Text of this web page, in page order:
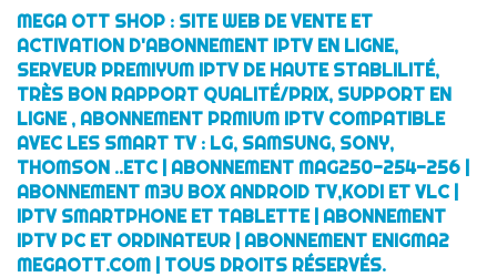
MEGA OTT SHOP : SITE WEB DE VENTE ET
ACTIVATION D'ABONNEMENT IPTV EN LIGNE,
SERVEUR PREMIYUM IPTV DE HAUTE STABLILITÉ,
TRÈS BON RAPPORT QUALITÉ/PRIX, SUPPORT EN
LIGNE , ABONNEMENT PRMIUM IPTV COMPATIBLE
AVEC LES SMART TV : LG, SAMSUNG, SONY,
THOMSON ..ETC | ABONNEMENT MAG250-254-256 |
ABONNEMENT M3U BOX ANDROID TV,KODI ET VLC |
IPTV SMARTPHONE ET TABLETTE | ABONNEMENT
IPTV PC ET ORDINATEUR | ABONNEMENT ENIGMA2
MEGAOTT.COM | TOUS DROITS RÉSERVÉS.